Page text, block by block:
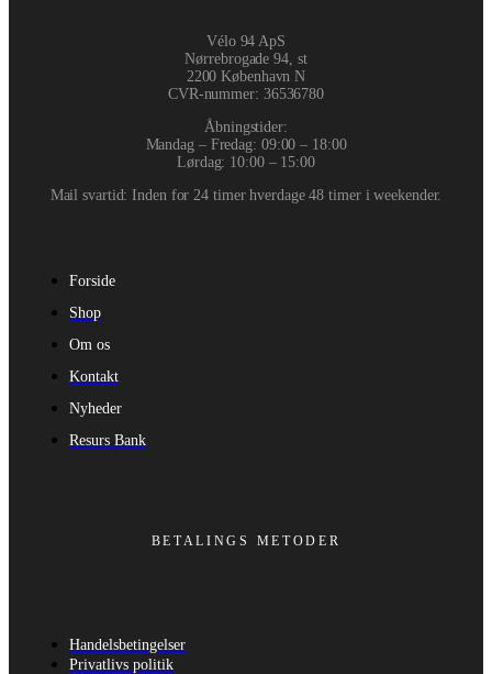
Vélo 94 ApS
Nørrebrogade 94, st
2200 København N
CVR-nummer: 36536780
Åbningstider:
Mandag – Fredag: 09:00 – 18:00
Lørdag: 10:00 – 15:00
Mail svartid: Inden for 24 timer hverdage 48 timer i weekender.
Forside
Shop
Om os
Kontakt
Nyheder
Resurs Bank
BETALINGS METODER
Handelsbetingelser
Privatlivs politik